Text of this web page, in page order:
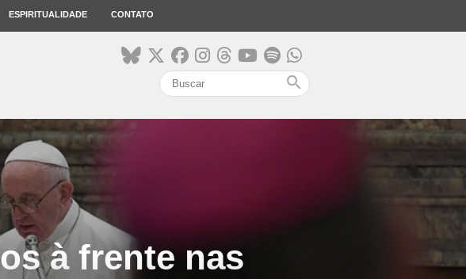
ESPIRITUALIDADE CONTATO
search
à frente nas